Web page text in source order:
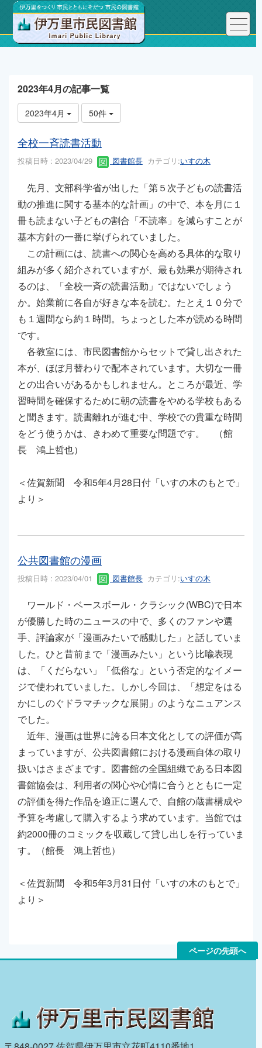
トップページ こんにちは、図書館長です！
2023年4月の記事一覧
2023年4月 50件
全校一斉読書活動
投稿日時 : 2023/04/29 図書館長 カテゴリ:いすの木
先月、文部科学省が出した「第５次子どもの読書活
動の推進に関する基本的な計画」の中で、本を月に１
冊も読まない子どもの割合「不読率」を減らすことが
基本方針の一番に挙げられていました。
この計画には、読書への関心を高める具体的な取り
組みが多く紹介されていますが、最も効果が期待され
るのは、「全校一斉の読書活動」ではないでしょう
か。始業前に各自が好きな本を読む。たとえ１０分で
も１週間なら約１時間。ちょっとした本が読める時間
です。
各教室には、市民図書館からセットで貸し出された
本が、ほぼ月替わりで配本されています。大切な一冊
との出合いがあるかもしれません。ところが最近、学
習時間を確保するために朝の読書をやめる学校もある
と聞きます。読書離れが進む中、学校での貴重な時間
をどう使うかは、きわめて重要な問題です。 （館
長 鴻上哲也）
＜佐賀新聞 令和5年4月28日付「いすの木のもとで」
より＞
公共図書館の漫画
投稿日時 : 2023/04/01 図書館長 カテゴリ:いすの木
ワールド・ベースボール・クラシック(WBC)で日本
が優勝した時のニュースの中で、多くのファンや選
手、評論家が「漫画みたいで感動した」と話していま
した。ひと昔前まで「漫画みたい」という比喩表現
は、「くだらない」「低俗な」という否定的なイメー
ジで使われていました。しかし今回は、「想定をはる
かにしのぐドラマチックな展開」のようなニュアンス
でした。
近年、漫画は世界に誇る日本文化としての評価が高
まっていますが、公共図書館における漫画自体の取り
扱いはさまざまです。図書館の全国組織である日本図
書館協会は、利用者の関心や心情に合うとともに一定
の評価を得た作品を適正に選んで、自館の蔵書構成や
予算を考慮して購入するよう求めています。当館では
約2000冊のコミックを収蔵して貸し出しを行っていま
す。（館長 鴻上哲也）
＜佐賀新聞 令和5年3月31日付「いすの木のもとで」
より＞
ページの先頭へ